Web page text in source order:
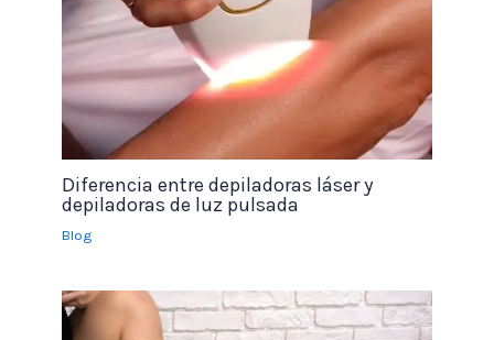
Diferencia entre depiladoras láser y
depiladoras de luz pulsada
Blog